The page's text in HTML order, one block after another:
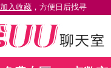
加入收藏 ，方便日后找寻